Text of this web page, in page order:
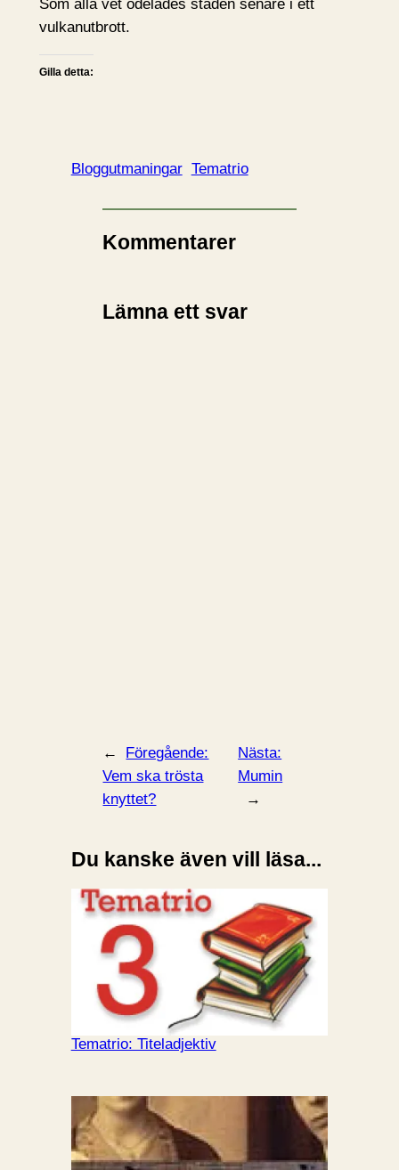
Som alla vet ödelades staden senare i ett
vulkanutbrott.
Gilla detta:
Bloggutmaningar Tematrio
Kommentarer
Lämna ett svar
←
Föregående:
Vem ska trösta
knyttet?
Nästa:
Mumin
→
Du kanske även vill läsa...
Tematrio: Titeladjektiv